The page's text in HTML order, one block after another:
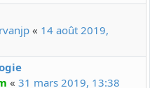
« 14 août 2019,
« 31 mars 2019, 13:38